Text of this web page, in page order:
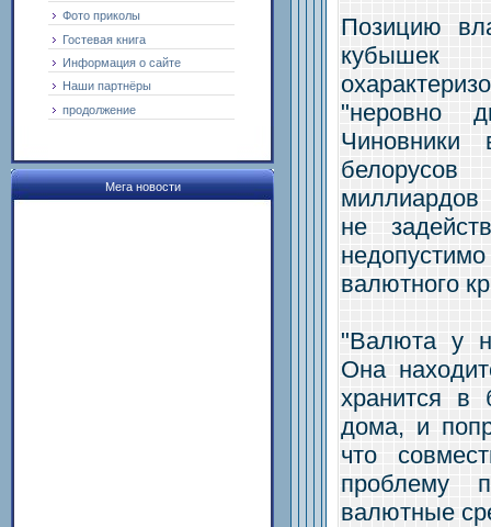
Фото приколы
Гостевая книга
Информация о сайте
Наши партнёры
продолжение
Мега новости
Позицию
"неровно
миллиардов
не
валютного
"Валюта у
Она
хранится в
дома, и
что
проблему
валютные